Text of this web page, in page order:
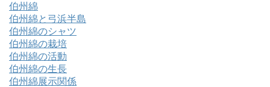
伯州綿
伯州綿と弓浜半島
伯州綿のシャツ
伯州綿の栽培
伯州綿の活動
伯州綿の生長
伯州綿展示関係